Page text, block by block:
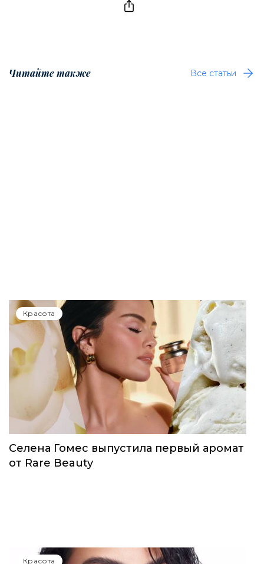
Читайте также Все статьи
Красота
Селена Гомес выпустила первый аромат
от Rare Beauty
Красота